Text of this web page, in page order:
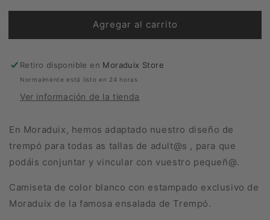
para
Trempó
para
Camiseta
Trempó
Agregar al carrito
Retiro disponible en Moraduix Store
Normalmente está listo en 24 horas
Ver información de la tienda
En Moraduix, hemos adaptado nuestro diseño de
trempó para todas as tallas de adult@s , para que
podáis conjuntar y vincular con vuestro pequeñ@.
Camiseta de color blanco con estampado exclusivo de
Moraduix de la famosa ensalada de Trempó.